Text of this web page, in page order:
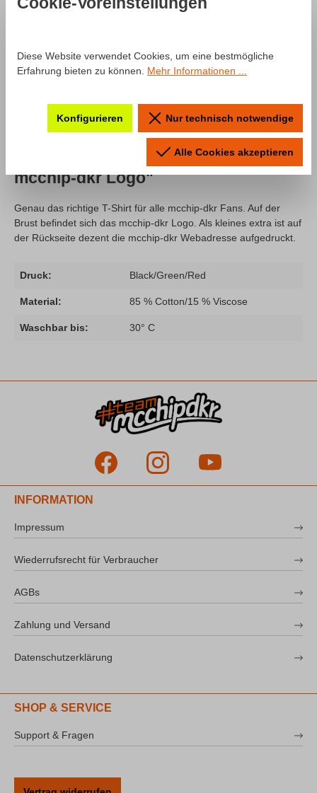
Produktnummer:SW10028.8
Beschreibung
Produktinformationen "T-Shirt
mcchip-dkr Logo"
Genau das richtige T-Shirt für alle mcchip-dkr Fans. Auf der
Brust befindet sich das mcchip-dkr Logo. Als kleines extra ist auf
der Rückseite dezent die mcchip-dkr Webadresse aufgedruckt.
Druck: Black/Green/Red
Material: 85 % Cotton/15 % Viscose
Waschbar bis: 30° C
INFORMATION
Impressum
Wiederrufsrecht für Verbraucher
AGBs
Zahlung und Versand
Datenschutzerklärung
SHOP & SERVICE
Support & Fragen
Diese Website verwendet Cookies, um eine bestmögliche
Erfahrung bieten zu können. Mehr Informationen ...
Konfigurieren Nur technisch notwendige
Alle Cookies akzeptieren